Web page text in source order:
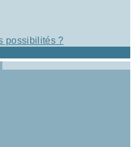
possibilités ?